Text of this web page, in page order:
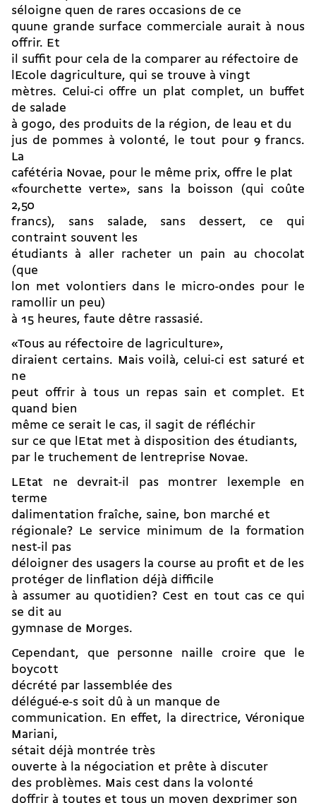
séloigne quen de rares occasions de ce
quune grande surface commerciale aurait à nous
offrir. Et
il suffit pour cela de la comparer au réfectoire de
lEcole dagriculture, qui se trouve à vingt
mètres. Celui-ci offre un plat complet, un buffet
de salade
à gogo, des produits de la région, de leau et du
jus de pommes à volonté, le tout pour 9 francs.
La
cafétéria Novae, pour le même prix, offre le plat
«fourchette verte», sans la boisson (qui coûte
2,50
francs), sans salade, sans dessert, ce qui
contraint souvent les
étudiants à aller racheter un pain au chocolat
(que
lon met volontiers dans le micro-ondes pour le
ramollir un peu)
à 15 heures, faute dêtre rassasié.
«Tous au réfectoire de lagriculture»,
diraient certains. Mais voilà, celui-ci est saturé et
ne
peut offrir à tous un repas sain et complet. Et
quand bien
même ce serait le cas, il sagit de réfléchir
sur ce que lEtat met à disposition des étudiants,
par le truchement de lentreprise Novae.
LEtat ne devrait-il pas montrer lexemple en
terme
dalimentation fraîche, saine, bon marché et
régionale? Le service minimum de la formation
nest-il pas
déloigner des usagers la course au profit et de les
protéger de linflation déjà difficile
à assumer au quotidien? Cest en tout cas ce qui
se dit au
gymnase de Morges.
Cependant, que personne naille croire que le
boycott
décrété par lassemblée des
délégué-e-s soit dû à un manque de
communication. En effet, la directrice, Véronique
Mariani,
sétait déjà montrée très
ouverte à la négociation et prête à discuter
des problèmes. Mais cest dans la volonté
doffrir à toutes et tous un moyen dexprimer son